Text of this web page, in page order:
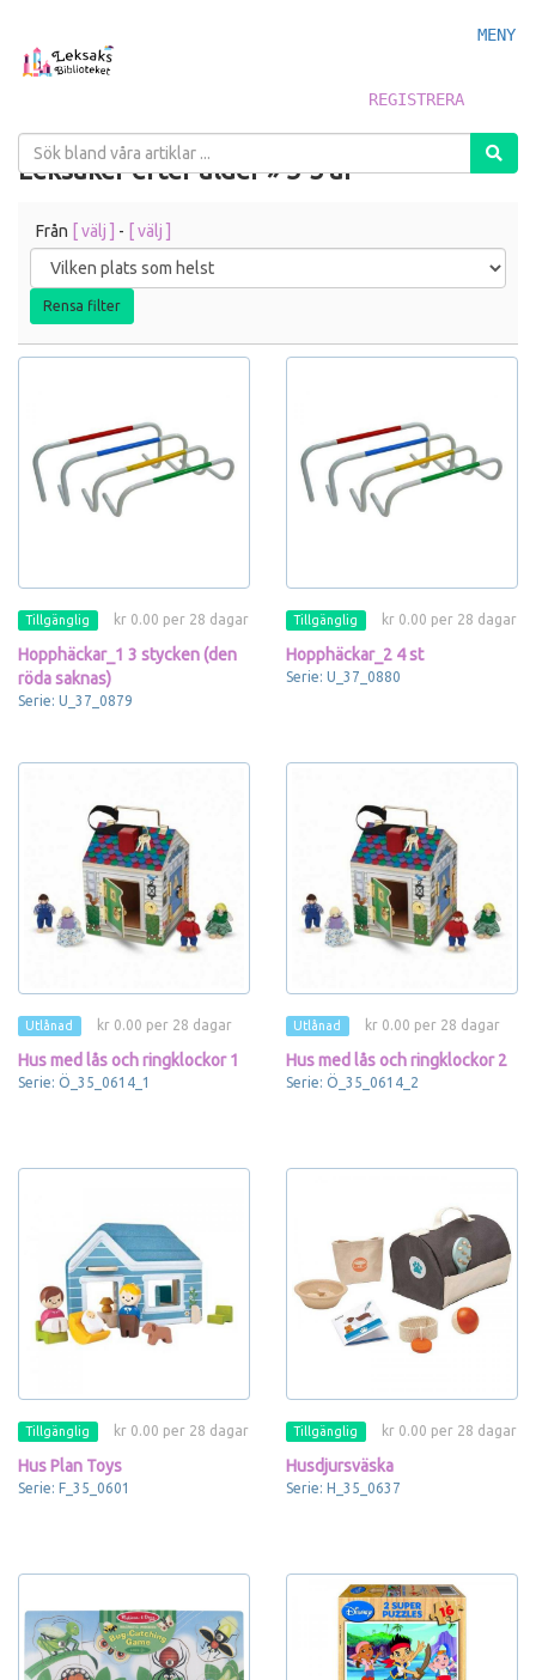
MENY
REGISTRERA
Leksaker efter ålder » 3-5 år
Från [ välj ] - [ välj ]
Rensa filter
Tillgänglig kr 0.00 per 28 dagar
Hopphäckar_1 3 stycken (den
röda saknas)
Serie: U_37_0879
Tillgänglig kr 0.00 per 28 dagar
Hopphäckar_2 4 st
Serie: U_37_0880
Utlånad kr 0.00 per 28 dagar
Hus med lås och ringklockor 1
Serie: Ö_35_0614_1
Utlånad kr 0.00 per 28 dagar
Hus med lås och ringklockor 2
Serie: Ö_35_0614_2
Tillgänglig kr 0.00 per 28 dagar
Hus Plan Toys
Serie: F_35_0601
Tillgänglig kr 0.00 per 28 dagar
Husdjursväska
Serie: H_35_0637